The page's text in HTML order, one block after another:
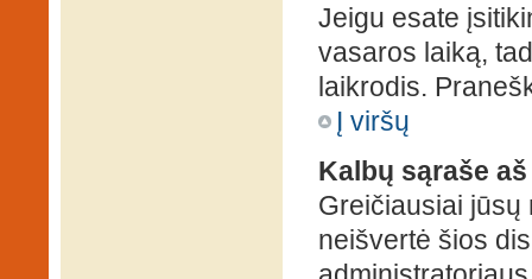
Jeigu esate
vasaros laiką,
laikrodis.
Į viršų
Kalbų sąraše
Greičiausiai jūsų
neišvertė šios